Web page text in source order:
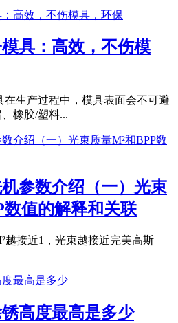
具：高效，不伤模
在生产过程中，模具表面会不可避
橡胶/塑料...
参数介绍（一）光束
数值的解释和关联
越接近1，光束越接近完美高斯
高度最高是多少